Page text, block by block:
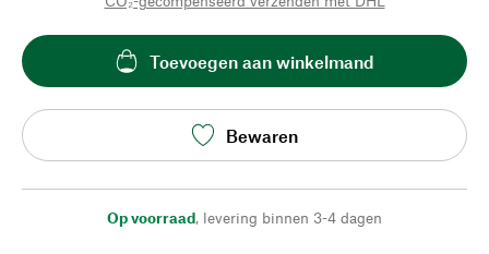
Toevoegen aan winkelmand
Bewaren
Op voorraad, levering binnen 3-4 dagen